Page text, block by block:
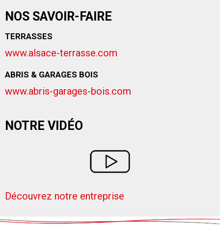
NOS SAVOIR-FAIRE
TERRASSES
www.alsace-terrasse.com
ABRIS & GARAGES BOIS
www.abris-garages-bois.com
NOTRE VIDÉO
Découvrez notre entreprise